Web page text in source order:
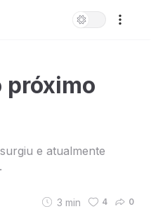
próximo
e atualmente
3 min 4 0